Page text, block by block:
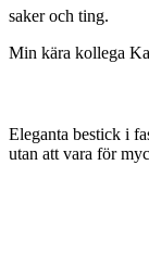
saker och ting.
Min kära kollega
Eleganta bestick i
utan att vara för